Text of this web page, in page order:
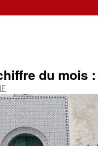
du mois